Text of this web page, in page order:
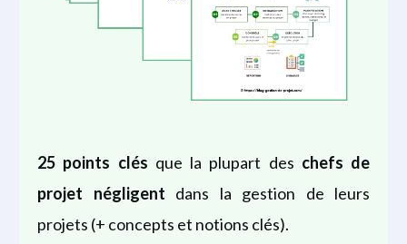
25 points clés que la plupart des chefs de
projet
négligent dans la gestion de leurs
projets (+ concepts et notions clés).